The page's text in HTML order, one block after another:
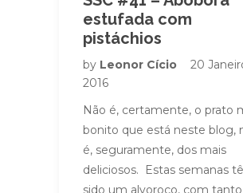
estufada com
pistáchios
by Leonor Cício
20
2016
Não é, certamente, o prato
bonito que está neste blog,
é, seguramente, dos mais
deliciosos. Estas semanas
sido um alvoroço, com